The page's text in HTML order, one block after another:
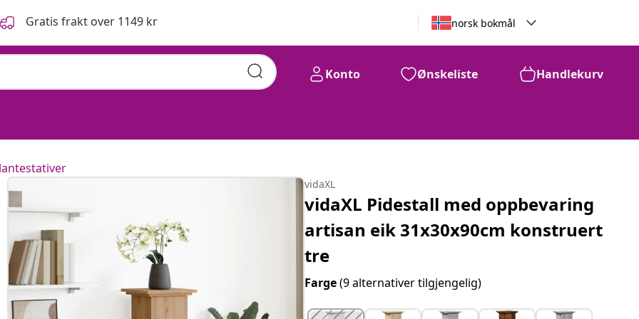
Gratis frakt over 1149 kr norsk bokmål
Konto Ønskeliste Handlekurv
31x30x90cm konstruert
kr
vidaXL
vidaXL Pidestall med oppbevaring
artisan eik 31x30x90cm konstruert
tre
Farge(9 alternativer tilgjengelig)